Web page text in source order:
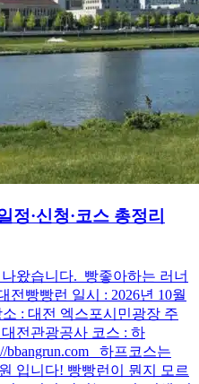
정·신청·코스 총정리
왔습니다. 빵좋아하는 러너
전빵빵런 일시 : 2026년 10월
: 대전 엑스포시민광장 주
전관광공사 코스 : 하
bbangrun.com 하프코스는
입니다! 빵빵런이 뭔지 모르